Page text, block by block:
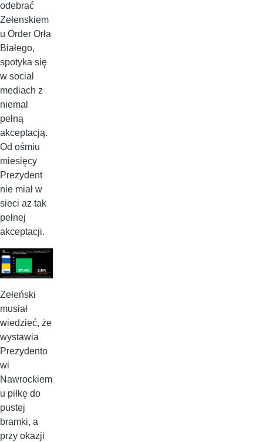
odebrać
Zełenskiem
u Order Orła
Białego,
spotyka się
w social
mediach z
niemal
pełną
akceptacją.
Od ośmiu
miesięcy
Prezydent
nie miał w
sieci az tak
pełnej
akceptacji.
Zełeński
musiał
wiedzieć, że
wystawia
Prezydento
wi
Nawrockiem
u piłkę do
pustej
bramki, a
przy okazji